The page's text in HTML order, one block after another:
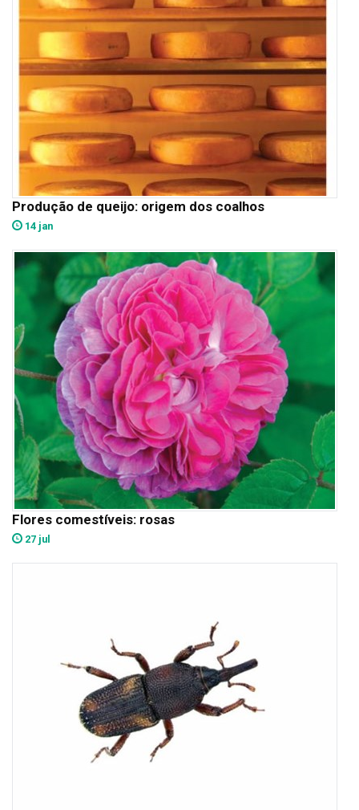
Produção de queijo: origem dos coalhos
14 jan
Flores comestíveis: rosas
27 jul